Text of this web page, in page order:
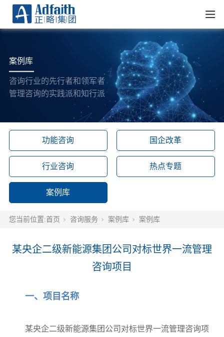
案例库
咨询行业的先行者和领军者
管理咨询的实践派和知行派
功能咨询 国企改革
行业咨询 热点专题
案例库
您当前位置:首页 咨询服务 案例库 案例库
某央企二级新能源集团公司对标世界一流管理
咨询项目
一、项目名称
某央企二级新能源集团公司对标世界一流管理咨询项